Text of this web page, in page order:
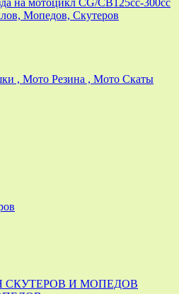
на мотоцикл CG/CB125cc-300сс
Мопедов, Скутеров
, Мото Резина , Мото Скаты
СКУТЕРОВ И МОПЕДОВ